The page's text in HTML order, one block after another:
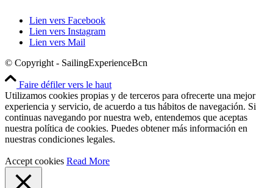
© Copyright - SailingExperienceBcn
Lien vers Facebook
Lien vers Instagram
Lien vers Mail
Faire défiler vers le haut
Utilizamos cookies propias y de terceros para ofrecerte una mejor
experiencia y servicio, de acuerdo a tus hábitos de navegación. Si
continuas navegando por nuestra web, entendemos que aceptas
nuestra política de cookies. Puedes obtener más información en
nuestras condiciones legales.
Accept cookies Read More